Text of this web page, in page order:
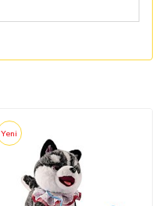
Yeni